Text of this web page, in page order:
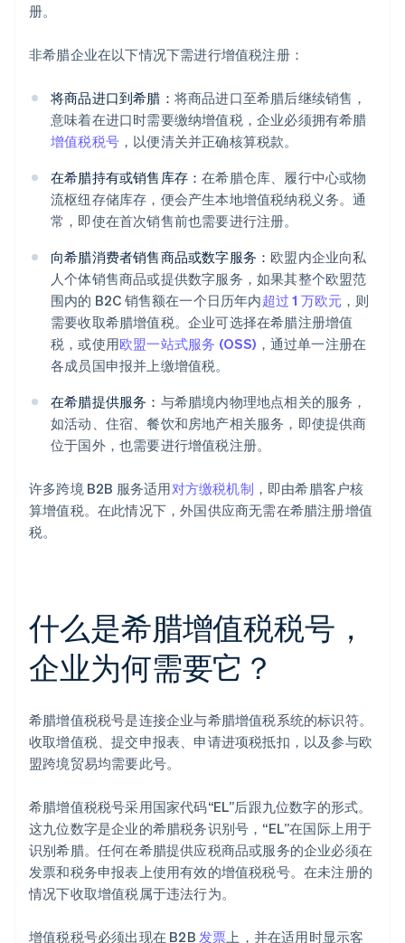
册。
非希腊企业在以下情况下需进行增值税注册：
将商品进口到希腊： 将商品进口至希腊后继续销售，
意味着在进口时需要缴纳增值税，企业必须拥有希腊
增值税税号 ，以便清关并正确核算税款。
在希腊持有或销售库存：在希腊仓库、履行中心或物
流枢纽存储库存，便会产生本地增值税纳税义务。通
常，即使在首次销售前也需要进行注册。
向希腊消费者销售商品或数字服务： 欧盟内企业向私
人个体销售商品或提供数字服务，如果其整个欧盟范
围内的 B2C 销售额在一个日历年内超过 1 万欧元 ，则
需要收取希腊增值税。企业可选择在希腊注册增值
税，或使用欧盟一站式服务 (OSS) ，通过单一注册在
各成员国申报并上缴增值税。
在希腊提供服务： 与希腊境内物理地点相关的服务，
如活动、住宿、餐饮和房地产相关服务，即使提供商
位于国外，也需要进行增值税注册。
许多跨境 B2B 服务适用对方缴税机制 ，即由希腊客户核
算增值税。在此情况下，外国供应商无需在希腊注册增值
税。
什么是希腊增值税税号，
企业为何需要它？
希腊增值税税号是连接企业与希腊增值税系统的标识符。
收取增值税、提交申报表、申请进项税抵扣，以及参与欧
盟跨境贸易均需要此号。
希腊增值税税号采用国家代码“EL”后跟九位数字的形式。
这九位数字是企业的希腊税务识别号，“EL”在国际上用于
识别希腊。任何在希腊提供应税商品或服务的企业必须在
发票和税务申报表上使用有效的增值税税号。在未注册的
情况下收取增值税属于违法行为。
增值税税号必须出现在 B2B 发票上，并在适用时显示客